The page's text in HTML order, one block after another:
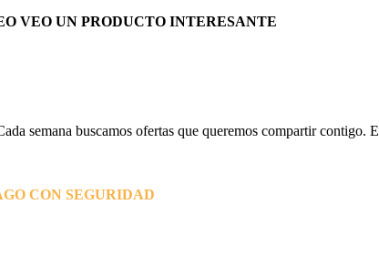
VEO UN PRODUCTO INTERESANTE
semana buscamos ofertas que queremos compartir contigo.
CON SEGURIDAD